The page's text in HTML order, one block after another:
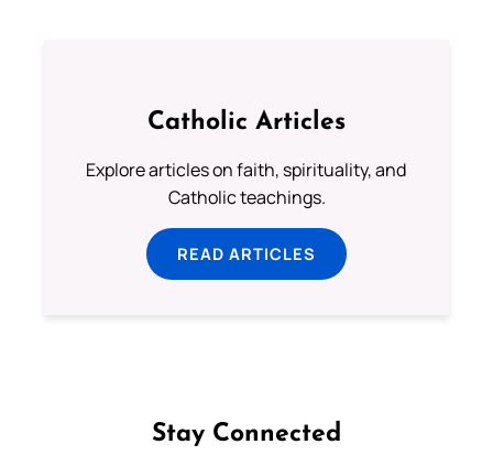
Catholic Articles
Explore articles on faith, spirituality, and
Catholic teachings.
READ ARTICLES
Stay Connected